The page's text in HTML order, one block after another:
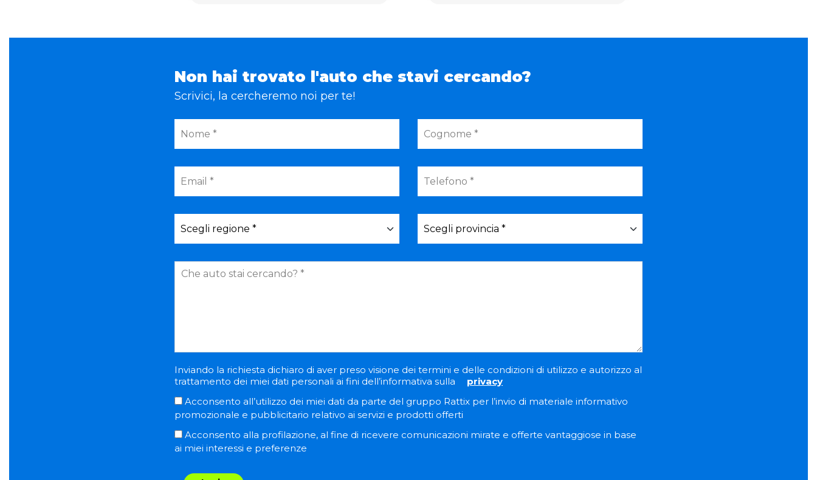
Non hai trovato l'auto che stavi cercando?
Scrivici, la cercheremo noi per te!
Inviando la richiesta dichiaro di aver preso visione dei termini e delle condizioni di utilizzo e autorizzo al
trattamento dei miei dati personali ai fini dell’informativa sulla
privacy
Acconsento all’utilizzo dei miei dati da parte del gruppo Rattix per l’invio di materiale informativo
promozionale e pubblicitario relativo ai servizi e prodotti offerti
Acconsento alla profilazione, al fine di ricevere comunicazioni mirate e offerte vantaggiose in base
ai miei interessi e preferenze